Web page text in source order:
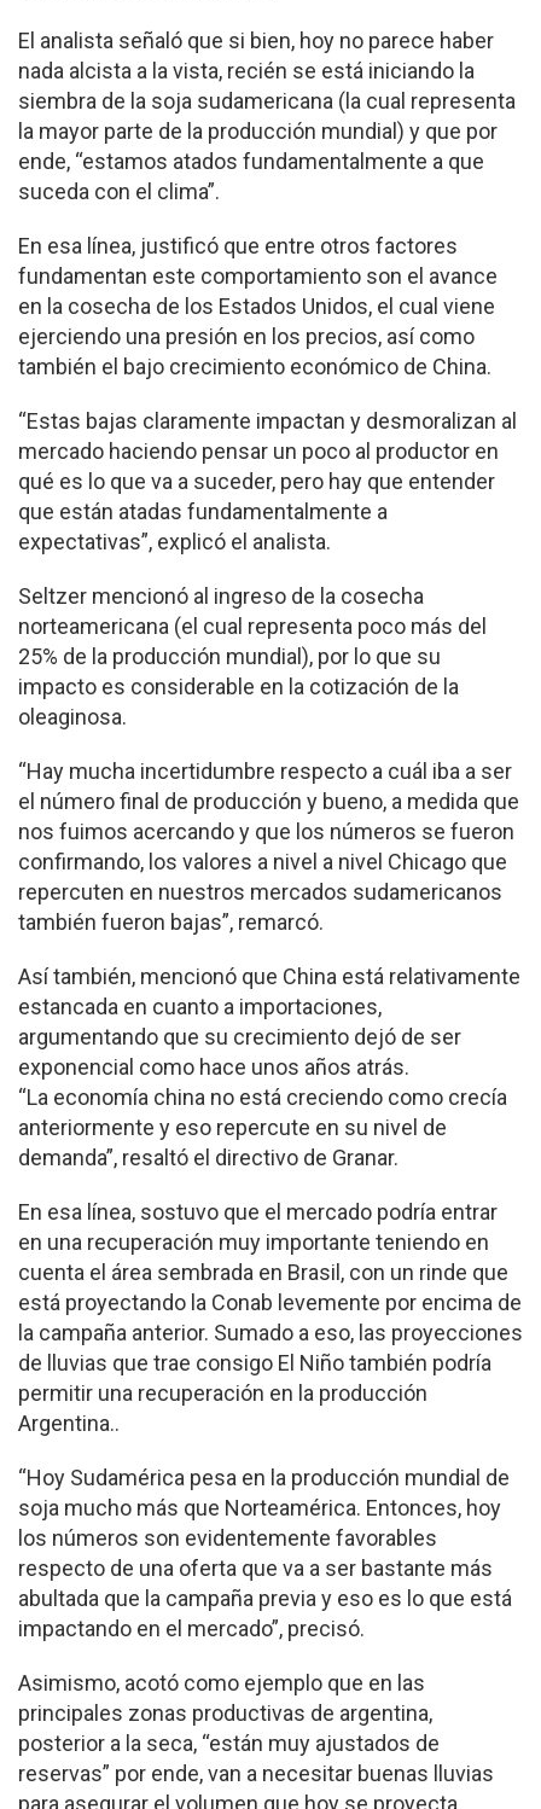
El analista señaló que si bien, hoy no parece haber
nada alcista a la vista, recién se está iniciando la
siembra de la soja sudamericana (la cual representa
la mayor parte de la producción mundial) y que por
ende, “estamos atados fundamentalmente a que
suceda con el clima”.
En esa línea, justificó que entre otros factores
fundamentan este comportamiento son el avance
en la cosecha de los Estados Unidos, el cual viene
ejerciendo una presión en los precios, así como
también el bajo crecimiento económico de China.
“Estas bajas claramente impactan y desmoralizan al
mercado haciendo pensar un poco al productor en
qué es lo que va a suceder, pero hay que entender
que están atadas fundamentalmente a
expectativas”, explicó el analista.
Seltzer mencionó al ingreso de la cosecha
norteamericana (el cual representa poco más del
25% de la producción mundial), por lo que su
impacto es considerable en la cotización de la
oleaginosa.
“Hay mucha incertidumbre respecto a cuál iba a ser
el número final de producción y bueno, a medida que
nos fuimos acercando y que los números se fueron
confirmando, los valores a nivel a nivel Chicago que
repercuten en nuestros mercados sudamericanos
también fueron bajas”, remarcó.
Así también, mencionó que China está relativamente
estancada en cuanto a importaciones,
argumentando que su crecimiento dejó de ser
exponencial como hace unos años atrás.
“La economía china no está creciendo como crecía
anteriormente y eso repercute en su nivel de
demanda”, resaltó el directivo de Granar.
En esa línea, sostuvo que el mercado podría entrar
en una recuperación muy importante teniendo en
cuenta el área sembrada en Brasil, con un rinde que
está proyectando la Conab levemente por encima de
la campaña anterior. Sumado a eso, las proyecciones
de lluvias que trae consigo El Niño también podría
permitir una recuperación en la producción
Argentina..
“Hoy Sudamérica pesa en la producción mundial de
soja mucho más que Norteamérica. Entonces, hoy
los números son evidentemente favorables
respecto de una oferta que va a ser bastante más
abultada que la campaña previa y eso es lo que está
impactando en el mercado”, precisó.
Asimismo, acotó como ejemplo que en las
principales zonas productivas de argentina,
posterior a la seca, “están muy ajustados de
reservas” por ende, van a necesitar buenas lluvias
para asegurar el volumen que hoy se proyecta.